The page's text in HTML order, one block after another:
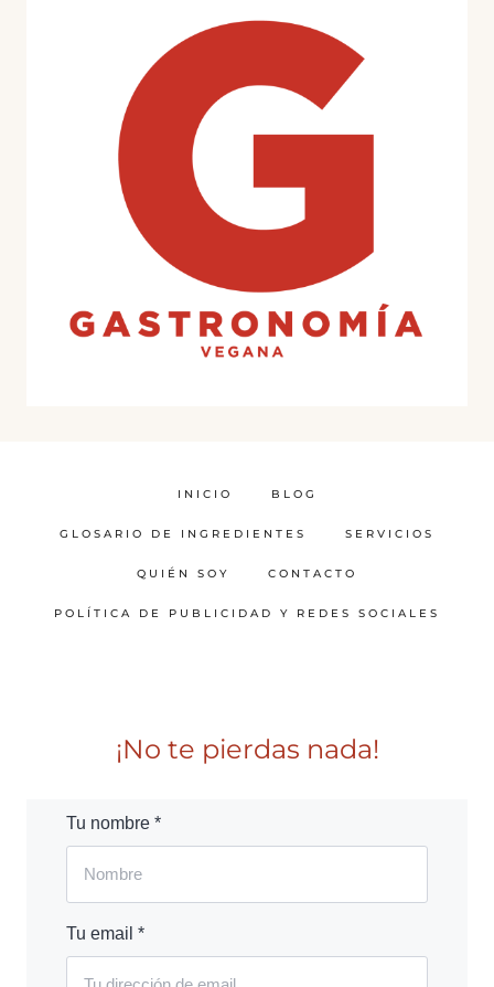
INICIO BLOG
GLOSARIO DE INGREDIENTES SERVICIOS
QUIÉN SOY CONTACTO
POLÍTICA DE PUBLICIDAD Y REDES SOCIALES
¡No te pierdas nada!
Tu nombre *
Tu email *